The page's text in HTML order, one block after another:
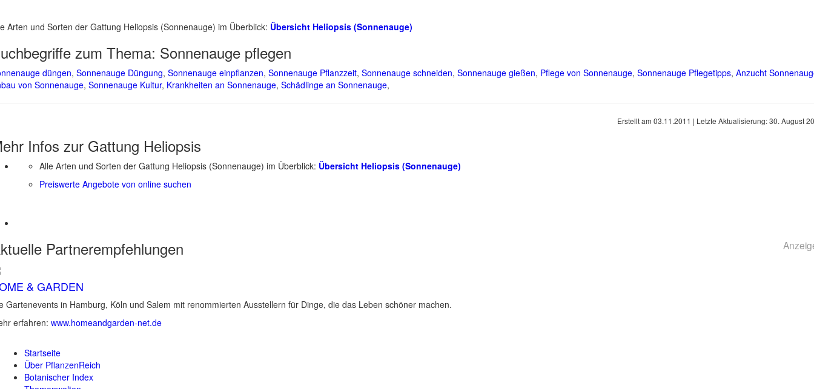
Arten und Sorten der Gattung Heliopsis (Sonnenauge) im Überblick: Übersicht Heliopsis (Sonnenauge)
zum Thema: Sonnenauge pflegen
düngen, Sonnenauge Düngung, Sonnenauge einpflanzen, Sonnenauge Pflanzzeit, Sonnenauge schneiden, Sonnenauge gießen, Pflege von Sonnenauge, Sonnenauge Pflegetipps, Anzucht
von Sonnenauge, Sonnenauge Kultur, Krankheiten an Sonnenauge, Schädlinge an Sonnenauge,
Erstellt am 03.11.2011 | Letzte Aktualisierung:30. August
Infos zur Gattung Heliopsis
Alle Arten und Sorten der Gattung Heliopsis (Sonnenauge) im Überblick: Übersicht Heliopsis (Sonnenauge)
Preiswerte Angebote von online suchen
Partnerempfehlungen
& GARDEN
Gartenevents in Hamburg, Köln und Salem mit renommierten Ausstellern für Dinge, die das Leben schöner machen.
erfahren: www.homeandgarden-net.de
Startseite
Über PflanzenReich
Botanischer Index